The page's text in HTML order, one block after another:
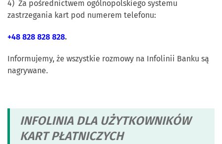
4) Za pośrednictwem ogólnopolskiego systemu
zastrzegania kart pod numerem telefonu:
+48 828 828 828.
Informujemy, że wszystkie rozmowy na Infolinii Banku są
nagrywane.
INFOLINIA DLA UŻYTKOWNIKÓW
KART PŁATNICZYCH